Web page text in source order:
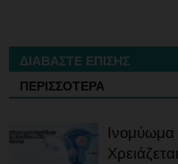
ΔΙΑΒΑΣΤΕ ΕΠΙΣΗΣ
ΠΕΡΙΣΣΟΤΕΡΑ